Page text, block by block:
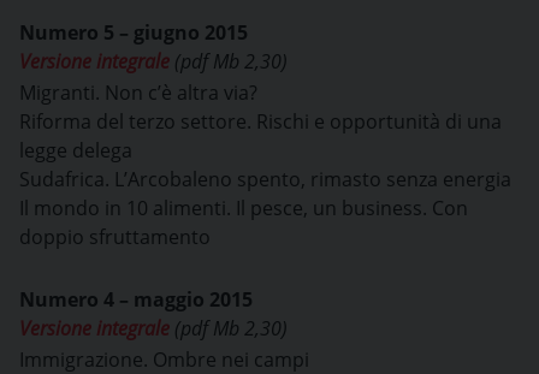
Numero 5 – giugno 2015
Versione integrale (pdf Mb 2,30)
Migranti. Non c’è altra via?
Riforma del terzo settore. Rischi e opportunità di una
legge delega
Sudafrica. L’Arcobaleno spento, rimasto senza energia
Il mondo in 10 alimenti. Il pesce, un business. Con
doppio sfruttamento
Numero 4 – maggio 2015
Versione integrale (pdf Mb 2,30)
Immigrazione. Ombre nei campi